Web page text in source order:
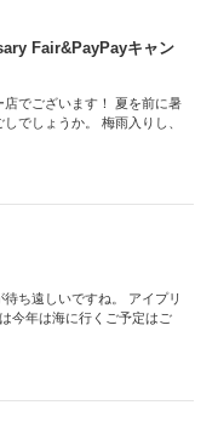
Fair&PayPayキャン
でございます！ 夏を前に暑
でしょうか。 梅雨入りし、
ち遠しいですね。 アイプリ
今年は海に行くご予定はご